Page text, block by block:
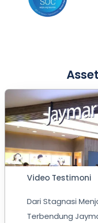
Video Testimoni
Dari Stagnasi
Terbendung